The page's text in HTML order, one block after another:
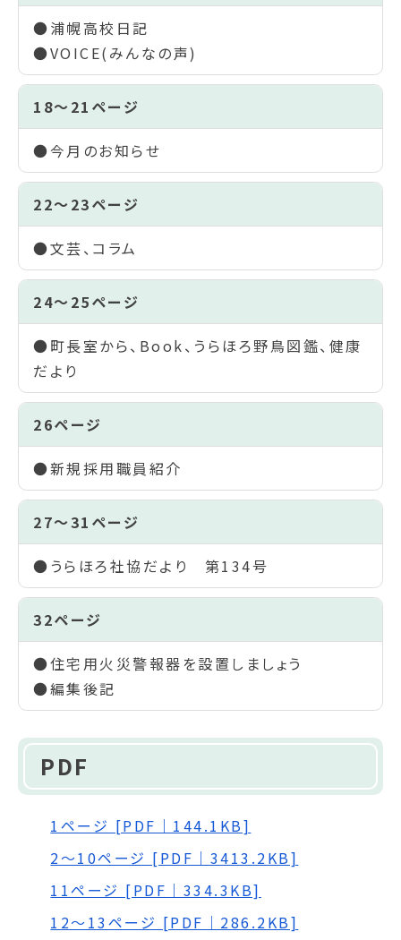
●浦幌高校日記
●VOICE(みんなの声)
18～21ページ
●今月のお知らせ
22～23ページ
●文芸、コラム
24～25ページ
●町長室から、Book、うらほろ野鳥図鑑、健康
だより
26ページ
●新規採用職員紹介
27～31ページ
●うらほろ社協だより 第134号
32ページ
●住宅用火災警報器を設置しましょう
●編集後記
PDF
1ページ [PDF｜144.1KB]
2～10ページ [PDF｜3413.2KB]
11ページ [PDF｜334.3KB]
12～13ページ [PDF｜286.2KB]